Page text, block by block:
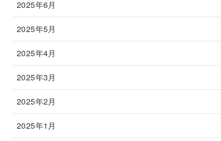
2025年6月
2025年5月
2025年4月
2025年3月
2025年2月
2025年1月